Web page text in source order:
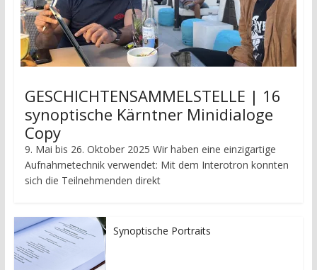
GESCHICHTENSAMMELSTELLE | 16
synoptische Kärntner Minidialoge
Copy
9. Mai bis 26. Oktober 2025 Wir haben eine einzigartige
Aufnahmetechnik verwendet: Mit dem Interotron konnten
sich die Teilnehmenden direkt
Synoptische Portraits